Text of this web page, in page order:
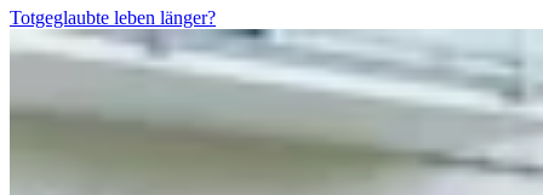
Totgeglaubte leben länger?